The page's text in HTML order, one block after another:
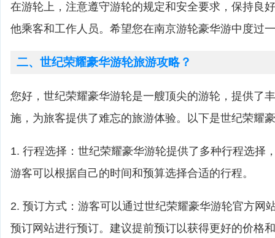
在游轮上，注意遵守游轮的规定和安全要求，保持良
他乘客和工作人员。希望您在南京游轮豪华游中度过
二、世纪荣耀豪华游轮旅游攻略？
您好，世纪荣耀豪华游轮是一艘顶尖的游轮，提供了
施，为旅客提供了难忘的旅游体验。以下是世纪荣耀
1. 行程选择：世纪荣耀豪华游轮提供了多种行程选择
游客可以根据自己的时间和预算选择合适的行程。
2. 预订方式：游客可以通过世纪荣耀豪华游轮官方网
预订网站进行预订。建议提前预订以获得更好的价格